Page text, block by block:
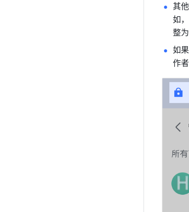
其
如
整
如
作